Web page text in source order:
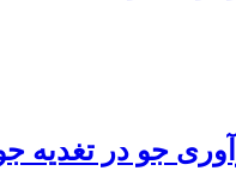
جو در تغدیه